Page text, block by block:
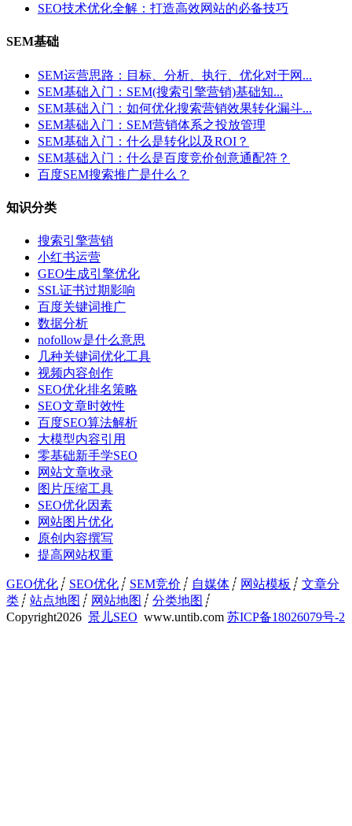
SEO技术优化全解：打造高效网站的必备技巧
SEM基础
SEM运营思路：目标、分析、执行、优化对于网...
SEM基础入门：SEM(搜索引擎营销)基础知...
SEM基础入门：如何优化搜索营销效果转化漏斗...
SEM基础入门：SEM营销体系之投放管理
SEM基础入门：什么是转化以及ROI？
SEM基础入门：什么是百度竞价创意通配符？
百度SEM搜索推广是什么？
知识分类
搜索引擎营销
小红书运营
GEO生成引擎优化
SSL证书过期影响
百度关键词推广
数据分析
nofollow是什么意思
几种关键词优化工具
视频内容创作
SEO优化排名策略
SEO文章时效性
百度SEO算法解析
大模型内容引用
零基础新手学SEO
网站文章收录
图片压缩工具
SEO优化因素
网站图片优化
原创内容撰写
提高网站权重
GEO优化 ┊ SEO优化 ┊ SEM竞价 ┊ 自媒体 ┊ 网站模板 ┊ 文章分
类 ┊ 站点地图 ┊ 网站地图 ┊ 分类地图 ┊
Copyright2026 景儿SEO www.untib.com 苏ICP备18026079号-2